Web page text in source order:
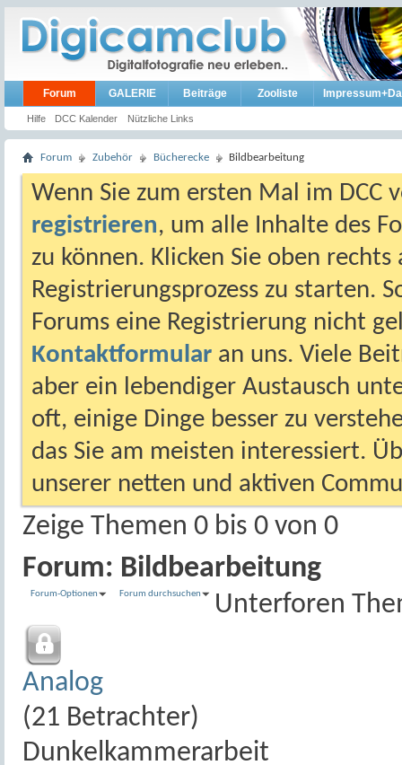
Forum
Hilfe DCC Kalender Nützliche Links
GALERIE Beiträge Zooliste
Forum Zubehör Bücherecke Bildbearbeitung
Wenn Sie zum ersten Mal im DCC
registrieren, um alle Inhalte des
zu können. Klicken Sie oben
Registrierungsprozess zu starten.
Forums eine Registrierung nicht
Kontaktformular an uns. Viele
aber ein lebendiger Austausch
oft, einige Dinge besser zu
das Sie am meisten interessiert.
unserer netten und aktiven
Zeige Themen 0 bis 0 von 0
Forum: Bildbearbeitung
Forum-Optionen Forum durchsuchen Unterforen
Analog
(21 Betrachter)
Dunkelkammerarbeit